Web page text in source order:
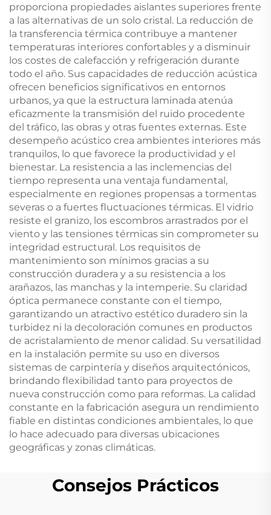
proporciona propiedades aislantes superiores frente
a las alternativas de un solo cristal. La reducción de
la transferencia térmica contribuye a mantener
temperaturas interiores confortables y a disminuir
los costes de calefacción y refrigeración durante
todo el año. Sus capacidades de reducción acústica
ofrecen beneficios significativos en entornos
urbanos, ya que la estructura laminada atenúa
eficazmente la transmisión del ruido procedente
del tráfico, las obras y otras fuentes externas. Este
desempeño acústico crea ambientes interiores más
tranquilos, lo que favorece la productividad y el
bienestar. La resistencia a las inclemencias del
tiempo representa una ventaja fundamental,
especialmente en regiones propensas a tormentas
severas o a fuertes fluctuaciones térmicas. El vidrio
resiste el granizo, los escombros arrastrados por el
viento y las tensiones térmicas sin comprometer su
integridad estructural. Los requisitos de
mantenimiento son mínimos gracias a su
construcción duradera y a su resistencia a los
arañazos, las manchas y la intemperie. Su claridad
óptica permanece constante con el tiempo,
garantizando un atractivo estético duradero sin la
turbidez ni la decoloración comunes en productos
de acristalamiento de menor calidad. Su versatilidad
en la instalación permite su uso en diversos
sistemas de carpintería y diseños arquitectónicos,
brindando flexibilidad tanto para proyectos de
nueva construcción como para reformas. La calidad
constante en la fabricación asegura un rendimiento
fiable en distintas condiciones ambientales, lo que
lo hace adecuado para diversas ubicaciones
geográficas y zonas climáticas.
Consejos Prácticos